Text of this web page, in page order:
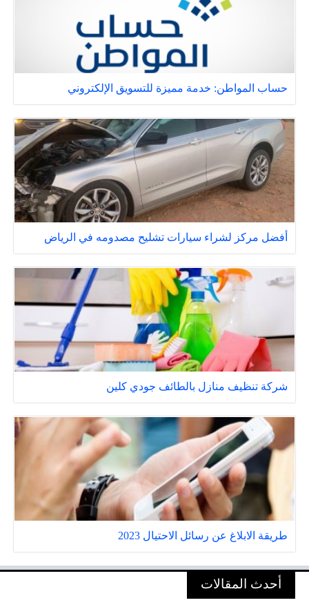
حساب المواطن: خدمة مميزة للتسويق الإلكتروني
أفضل مركز لشراء سيارات تشليح مصدومه في الرياض
شركة تنظيف منازل بالطائف جودي كلين
طريقة الابلاغ عن رسائل الاحتيال 2023
أحدث المقالات